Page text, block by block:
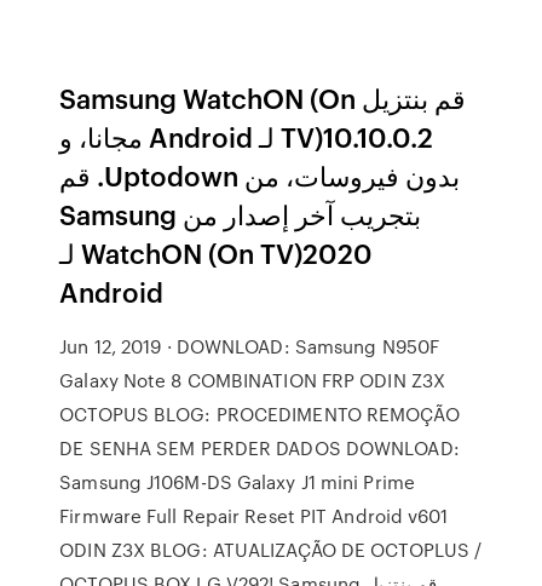
‫قم بنتزيل Samsung WatchON (On
TV)10.10.0.2 لـ Android مجانا، و
بدون فيروسات، من Uptodown. قم
بتجريب آخر إصدار من Samsung
WatchON (On TV)2020 لـ
Android
Jun 12, 2019 · DOWNLOAD: Samsung N950F
Galaxy Note 8 COMBINATION FRP ODIN Z3X
OCTOPUS BLOG: PROCEDIMENTO REMOÇÃO
DE SENHA SEM PERDER DADOS DOWNLOAD:
Samsung J106M-DS Galaxy J1 mini Prime
Firmware Full Repair Reset PIT Android v601
ODIN Z3X BLOG: ATUALIZAÇÃO DE OCTOPLUS /